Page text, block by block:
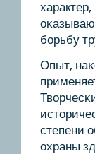
бοрьбу
Опыт,
степени
охраны